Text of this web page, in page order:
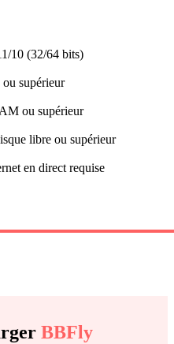
10 (32/64 bits)
supérieur
ou supérieur
libre ou supérieur
en direct requise
BBFly